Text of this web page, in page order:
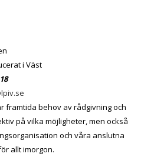
i Väst
framtida behov av rådgivning och
på vilka möjligheter, men också
och våra anslutna
allt imorgon.